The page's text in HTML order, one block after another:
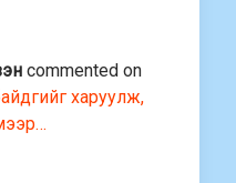
commented on
харуулж,